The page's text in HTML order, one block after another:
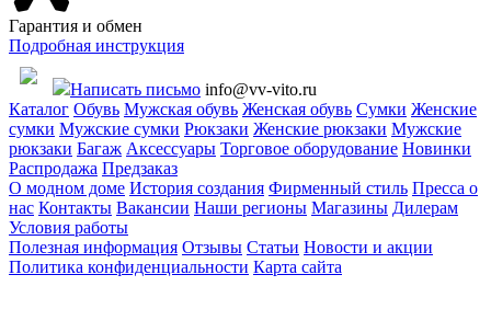
Гарантия и обмен
Подробная инструкция
Написать письмо info@vv-vito.ru
Каталог Обувь Мужская обувь Женская обувь Сумки Женские
сумки Мужские сумки Рюкзаки Женские рюкзаки Мужские
рюкзаки Багаж Аксессуары Торговое оборудование Новинки
Распродажа Предзаказ
О модном доме История создания Фирменный стиль Пресса о
нас Контакты Вакансии Наши регионы Магазины Дилерам
Условия работы
Полезная информация Отзывы Статьи Новости и акции
Политика конфиденциальности Карта сайта